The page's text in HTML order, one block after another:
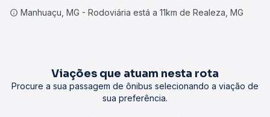
Manhuaçu, MG - Rodoviária está a 11km de Realeza, MG
Viações que atuam nesta rota
Procure a sua passagem de ônibus selecionando a viação de
sua preferência.